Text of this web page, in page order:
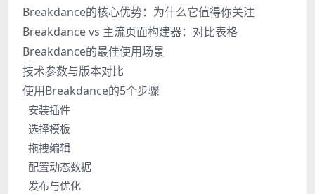
Breakdance的核心优势：为什么它值得你关注
Breakdance vs 主流页面构建器：对比表格
Breakdance的最佳使用场景
技术参数与版本对比
使用Breakdance的5个步骤
安装插件
选择模板
拖拽编辑
配置动态数据
发布与优化